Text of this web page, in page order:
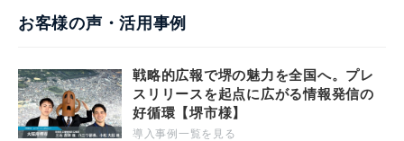
お客様の声・活用事例
戦略的広報で堺の魅力を全国へ。プレ
スリリースを起点に広がる情報発信の
好循環【堺市様】
導入事例一覧を見る